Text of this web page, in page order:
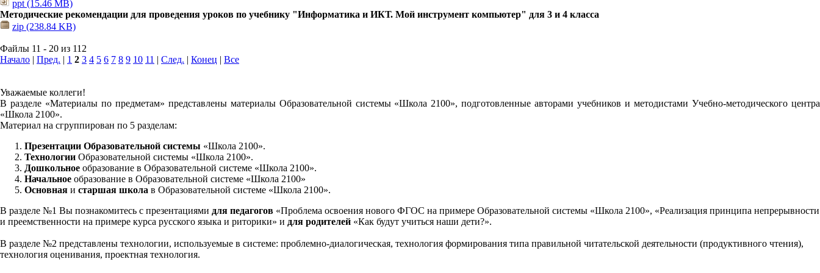
ppt (15.46 MB)
Методические рекомендации для проведения уроков по учебнику "Информатика и ИКТ. Мой инструмент компьютер" для 3 и 4 класса
zip (238.84 KB)
Файлы 11 - 20 из 112
Начало | Пред. | 1 2 3 4 5 6 7 8 9 10 11 | След. | Конец | Все
Уважаемые коллеги!
В разделе «Материалы по предметам» представлены материалы Образовательной системы «Школа 2100», подготовленные авторами учебников и методистами Учебно-методического центра
«Школа 2100».
Материал на сгруппирован по 5 разделам:
Презентации Образовательной системы «Школа 2100».
Технологии Образовательной системы «Школа 2100».
Дошкольное образование в Образовательной системе «Школа 2100».
Начальное образование в Образовательной системе «Школа 2100»
Основная и старшая школа в Образовательной системе «Школа 2100».
В разделе №1 Вы познакомитесь с презентациями для педагогов «Проблема освоения нового ФГОС на примере Образовательной системы «Школа 2100», «Реализация принципа непрерывности
и преемственности на примере курса русского языка и риторики» и для родителей «Как будут учиться наши дети?».
В разделе №2 представлены технологии, используемые в системе: проблемно-диалогическая, технология формирования типа правильной читательской деятельности (продуктивного чтения),
технология оценивания, проектная технология.